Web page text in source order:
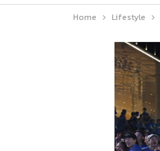
Home Lifestyle